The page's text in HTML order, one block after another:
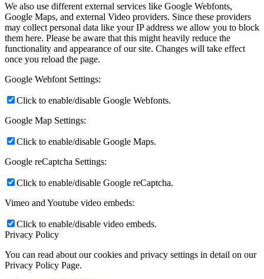
We also use different external services like Google Webfonts,
Google Maps, and external Video providers. Since these providers
may collect personal data like your IP address we allow you to block
them here. Please be aware that this might heavily reduce the
functionality and appearance of our site. Changes will take effect
once you reload the page.
Google Webfont Settings:
Click to enable/disable Google Webfonts.
Google Map Settings:
Click to enable/disable Google Maps.
Google reCaptcha Settings:
Click to enable/disable Google reCaptcha.
Vimeo and Youtube video embeds:
Click to enable/disable video embeds.
Privacy Policy
You can read about our cookies and privacy settings in detail on our
Privacy Policy Page.